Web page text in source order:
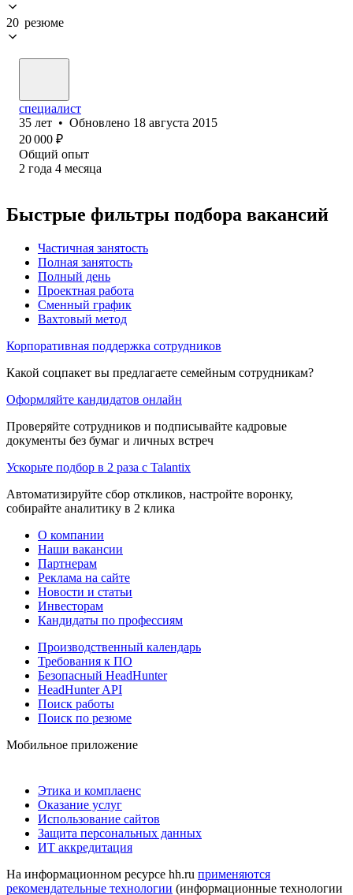
20 резюме
специалист
35 лет • Обновлено 18 августа 2015
20 000 ₽
Общий опыт
2 года 4 месяца
Быстрые фильтры подбора вакансий
Частичная занятость
Полная занятость
Полный день
Проектная работа
Сменный график
Вахтовый метод
Корпоративная поддержка сотрудников
Какой соцпакет вы предлагаете семейным сотрудникам?
Оформляйте кандидатов онлайн
Проверяйте сотрудников и подписывайте кадровые
документы без бумаг и личных встреч
Ускорьте подбор в 2 раза с Talantix
Автоматизируйте сбор откликов, настройте воронку,
собирайте аналитику в 2 клика
О компании
Наши вакансии
Партнерам
Реклама на сайте
Новости и статьи
Инвесторам
Кандидаты по профессиям
Производственный календарь
Требования к ПО
Безопасный HeadHunter
HeadHunter API
Поиск работы
Поиск по резюме
Мобильное приложение
Этика и комплаенс
Оказание услуг
Использование сайтов
Защита персональных данных
ИТ аккредитация
На информационном ресурсе hh.ru применяются
рекомендательные технологии (информационные технологии